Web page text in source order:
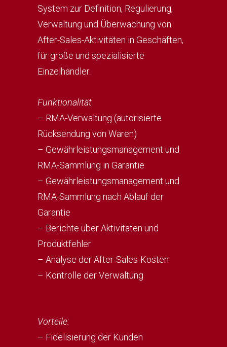
System zur Definition, Regulierung,
Verwaltung und Überwachung von
After-Sales-Aktivitäten in Geschäften,
für große und spezialisierte
Einzelhändler.
Funktionalität
– RMA-Verwaltung (autorisierte
Rücksendung von Waren)
– Gewährleistungsmanagement und
RMA-Sammlung in Garantie
– Gewährleistungsmanagement und
RMA-Sammlung nach Ablauf der
Garantie
– Berichte über Aktivitäten und
Produktfehler
– Analyse der After-Sales-Kosten
– Kontrolle der Verwaltung
Vorteile:
– Fidelisierung der Kunden